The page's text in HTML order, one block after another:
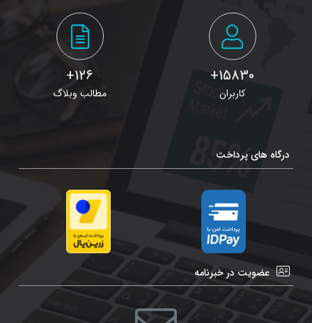
15830+
کاربران
126+
مطالب وبلاگ
درگاه های پرداخت
عضویت در خبرنامه